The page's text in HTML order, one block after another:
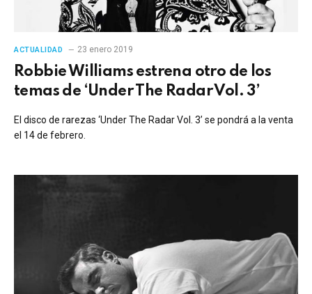
ACTUALIDAD 23 enero 2019
Robbie Williams estrena otro de los
temas de ‘Under The Radar Vol. 3’
El disco de rarezas ‘Under The Radar Vol. 3’ se pondrá a la venta
el 14 de febrero.